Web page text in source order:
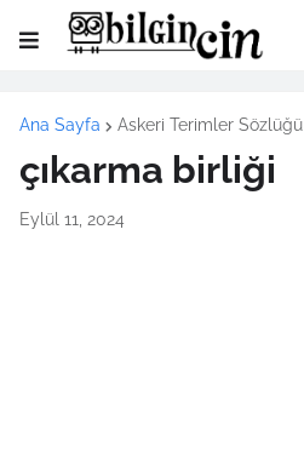
Ana Sayfa Askeri Terimler Sözlüğü
çıkarma birliği
Eylül 11, 2024